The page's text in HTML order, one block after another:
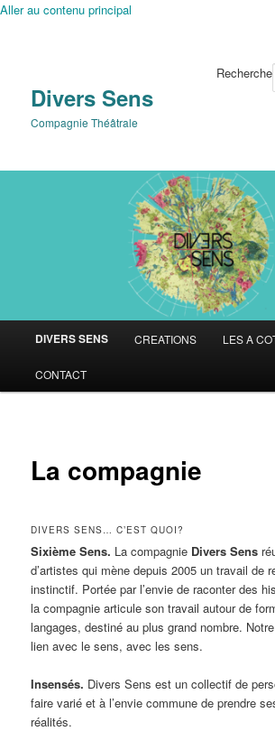
Aller au contenu principal
Divers Sens
Compagnie Théâtrale
Recherche
principal
DIVERS SENS CREATIONS LES A
CONTACT
La compagnie
DIVERS SENS… C’EST QUOI?
SixièmeSens. La compagnie Divers Sens
d’artistes qui mène depuis 2005 un travail de
instinctif. Portée par l’envie de raconter des
la compagnie articule son travail autour de
langages, destiné au plus grand nombre.
lien avec le sens, avec les sens.
Insensés. Divers Sens est un collectif de
faire varié et à l’envie commune de prendre
réalités.